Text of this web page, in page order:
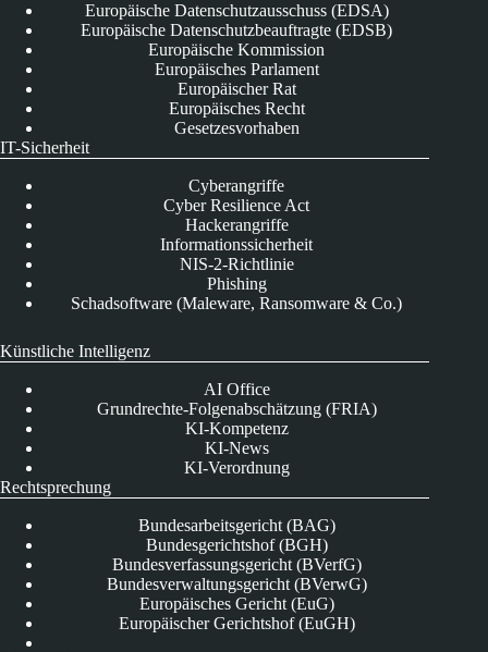
Europäische Datenschutzausschuss (EDSA)
Europäische Datenschutzbeauftragte (EDSB)
Europäische Kommission
Europäisches Parlament
Europäischer Rat
Europäisches Recht
Gesetzesvorhaben
IT-Sicherheit
Cyberangriffe
Cyber Resilience Act
Hackerangriffe
Informationssicherheit
NIS-2-Richtlinie
Phishing
Schadsoftware (Maleware, Ransomware & Co.)
Künstliche Intelligenz
AI Office
Grundrechte-Folgenabschätzung (FRIA)
KI-Kompetenz
KI-News
KI-Verordnung
Rechtsprechung
Bundesarbeitsgericht (BAG)
Bundesgerichtshof (BGH)
Bundesverfassungsgericht (BVerfG)
Bundesverwaltungsgericht (BVerwG)
Europäisches Gericht (EuG)
Europäischer Gerichtshof (EuGH)